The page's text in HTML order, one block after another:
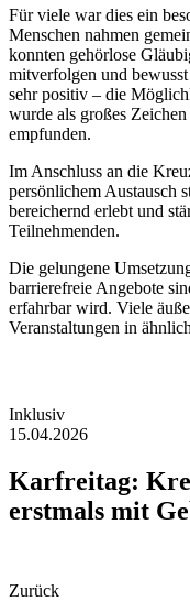
Für viele war dies ein
Menschen nahmen
konnten gehörlose
mitverfolgen und
sehr positiv – die
wurde als großes
empfunden.
Im Anschluss an die
persönlichem Austausch
bereichernd erlebt und
Teilnehmenden.
Die gelungene
barrierefreie Angebote
erfahrbar wird. Viele
Veranstaltungen in
Inklusiv
15.04.2026
Karfreitag:
erstmals mit
Zurück